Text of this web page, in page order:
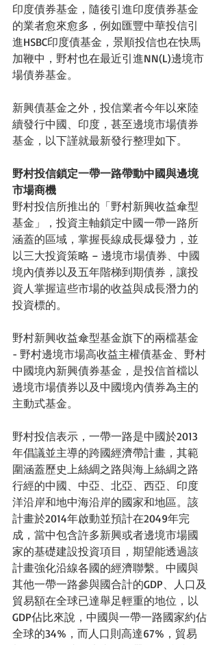
印度債券基金，隨後引進印度債券基金
的業者愈來愈多，例如匯豐中華投信引
進HSBC印度債基金，景順投信也在快馬
加鞭中，野村也在最近引進NN(L)邊境市
場債券基金。
新興債基金之外，投信業者今年以來陸
續發行中國、印度，甚至邊境市場債券
基金，以下謹就最新發行整理如下。
野村投信鎖定一帶一路帶動中國與邊境
市場商機
野村投信所推出的「野村新興收益傘型
基金」，投資主軸鎖定中國一帶一路所
涵蓋的區域，掌握長線成長爆發力，並
以三大投資策略 – 邊境市場債券、中國
境內債券以及五年階梯到期債券，讓投
資人掌握這些市場的收益與成長潛力的
投資標的。
野村新興收益傘型基金旗下的兩檔基金
- 野村邊境市場高收益主權債基金、野村
中國境內新興債券基金，是投信首檔以
邊境市場債券以及中國境內債券為主的
主動式基金。
野村投信表示，一帶一路是中國於2013
年倡議並主導的跨國經濟帶計畫，其範
圍涵蓋歷史上絲綢之路與海上絲綢之路
行經的中國、中亞、北亞、西亞、印度
洋沿岸和地中海沿岸的國家和地區。該
計畫於2014年啟動並預計在2049年完
成，當中包含許多新興或者邊境市場國
家的基礎建設投資項目，期望能透過該
計畫強化沿線各國的經濟聯繫。中國與
其他一帶一路參與國合計的GDP、人口及
貿易額在全球已達舉足輕重的地位，以
GDP佔比來說，中國與一帶一路國家約佔
全球的34%，而人口則高達67%，貿易